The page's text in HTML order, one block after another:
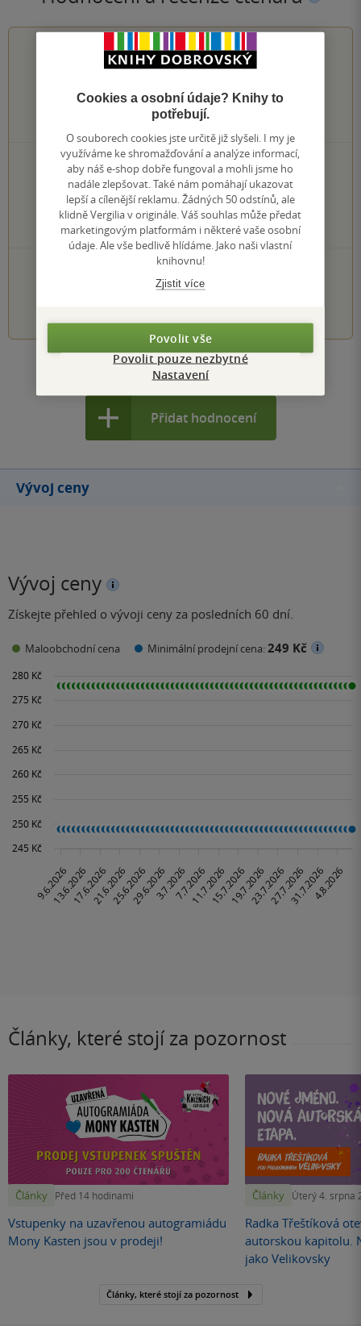
0.0z5
hodnocení čtenářů
0×
5 hvězdiček
0×
4 hvězdičky
0×
3 hvězdičky
0×
2 hvězdičky
0×
1 hvezdička
PŘIDEJTE SVÉ HODNOCENÍ KNIHY
Zobrazit všechna hodnocení
Přidat hodnocení
Vývoj ceny
Vývoj ceny
Získejte přehled o vývoji ceny za posledních 60 dní.
Maloobchodní cena Minimální prodejní cena:249 Kč
Články, které stojí za pozornost
Články Před 14 hodinami
Vstupenky na uzavřenou autogramiádu
Mony Kasten jsou v prodeji!
Články Úterý 4. srpna
Radka Třeštíková
autorskou kapitolu.
jako Velikovsky
Články, které stojí za pozornost
Cookies a osobní údaje? Knihy to
potřebují.
O souborech cookies jste určitě již slyšeli. I my je
využíváme ke shromažďování a analýze informací,
aby náš e-shop dobře fungoval a mohli jsme ho
nadále zlepšovat. Také nám pomáhají ukazovat
lepší a cílenější reklamu. Žádných 50 odstínů, ale
klidně Vergilia v originále. Váš souhlas může předat
marketingovým platformám i některé vaše osobní
údaje. Ale vše bedlivě hlídáme. Jako naši vlastní
knihovnu!
Zjistit více
Povolit vše
Povolit pouze nezbytné
Nastavení